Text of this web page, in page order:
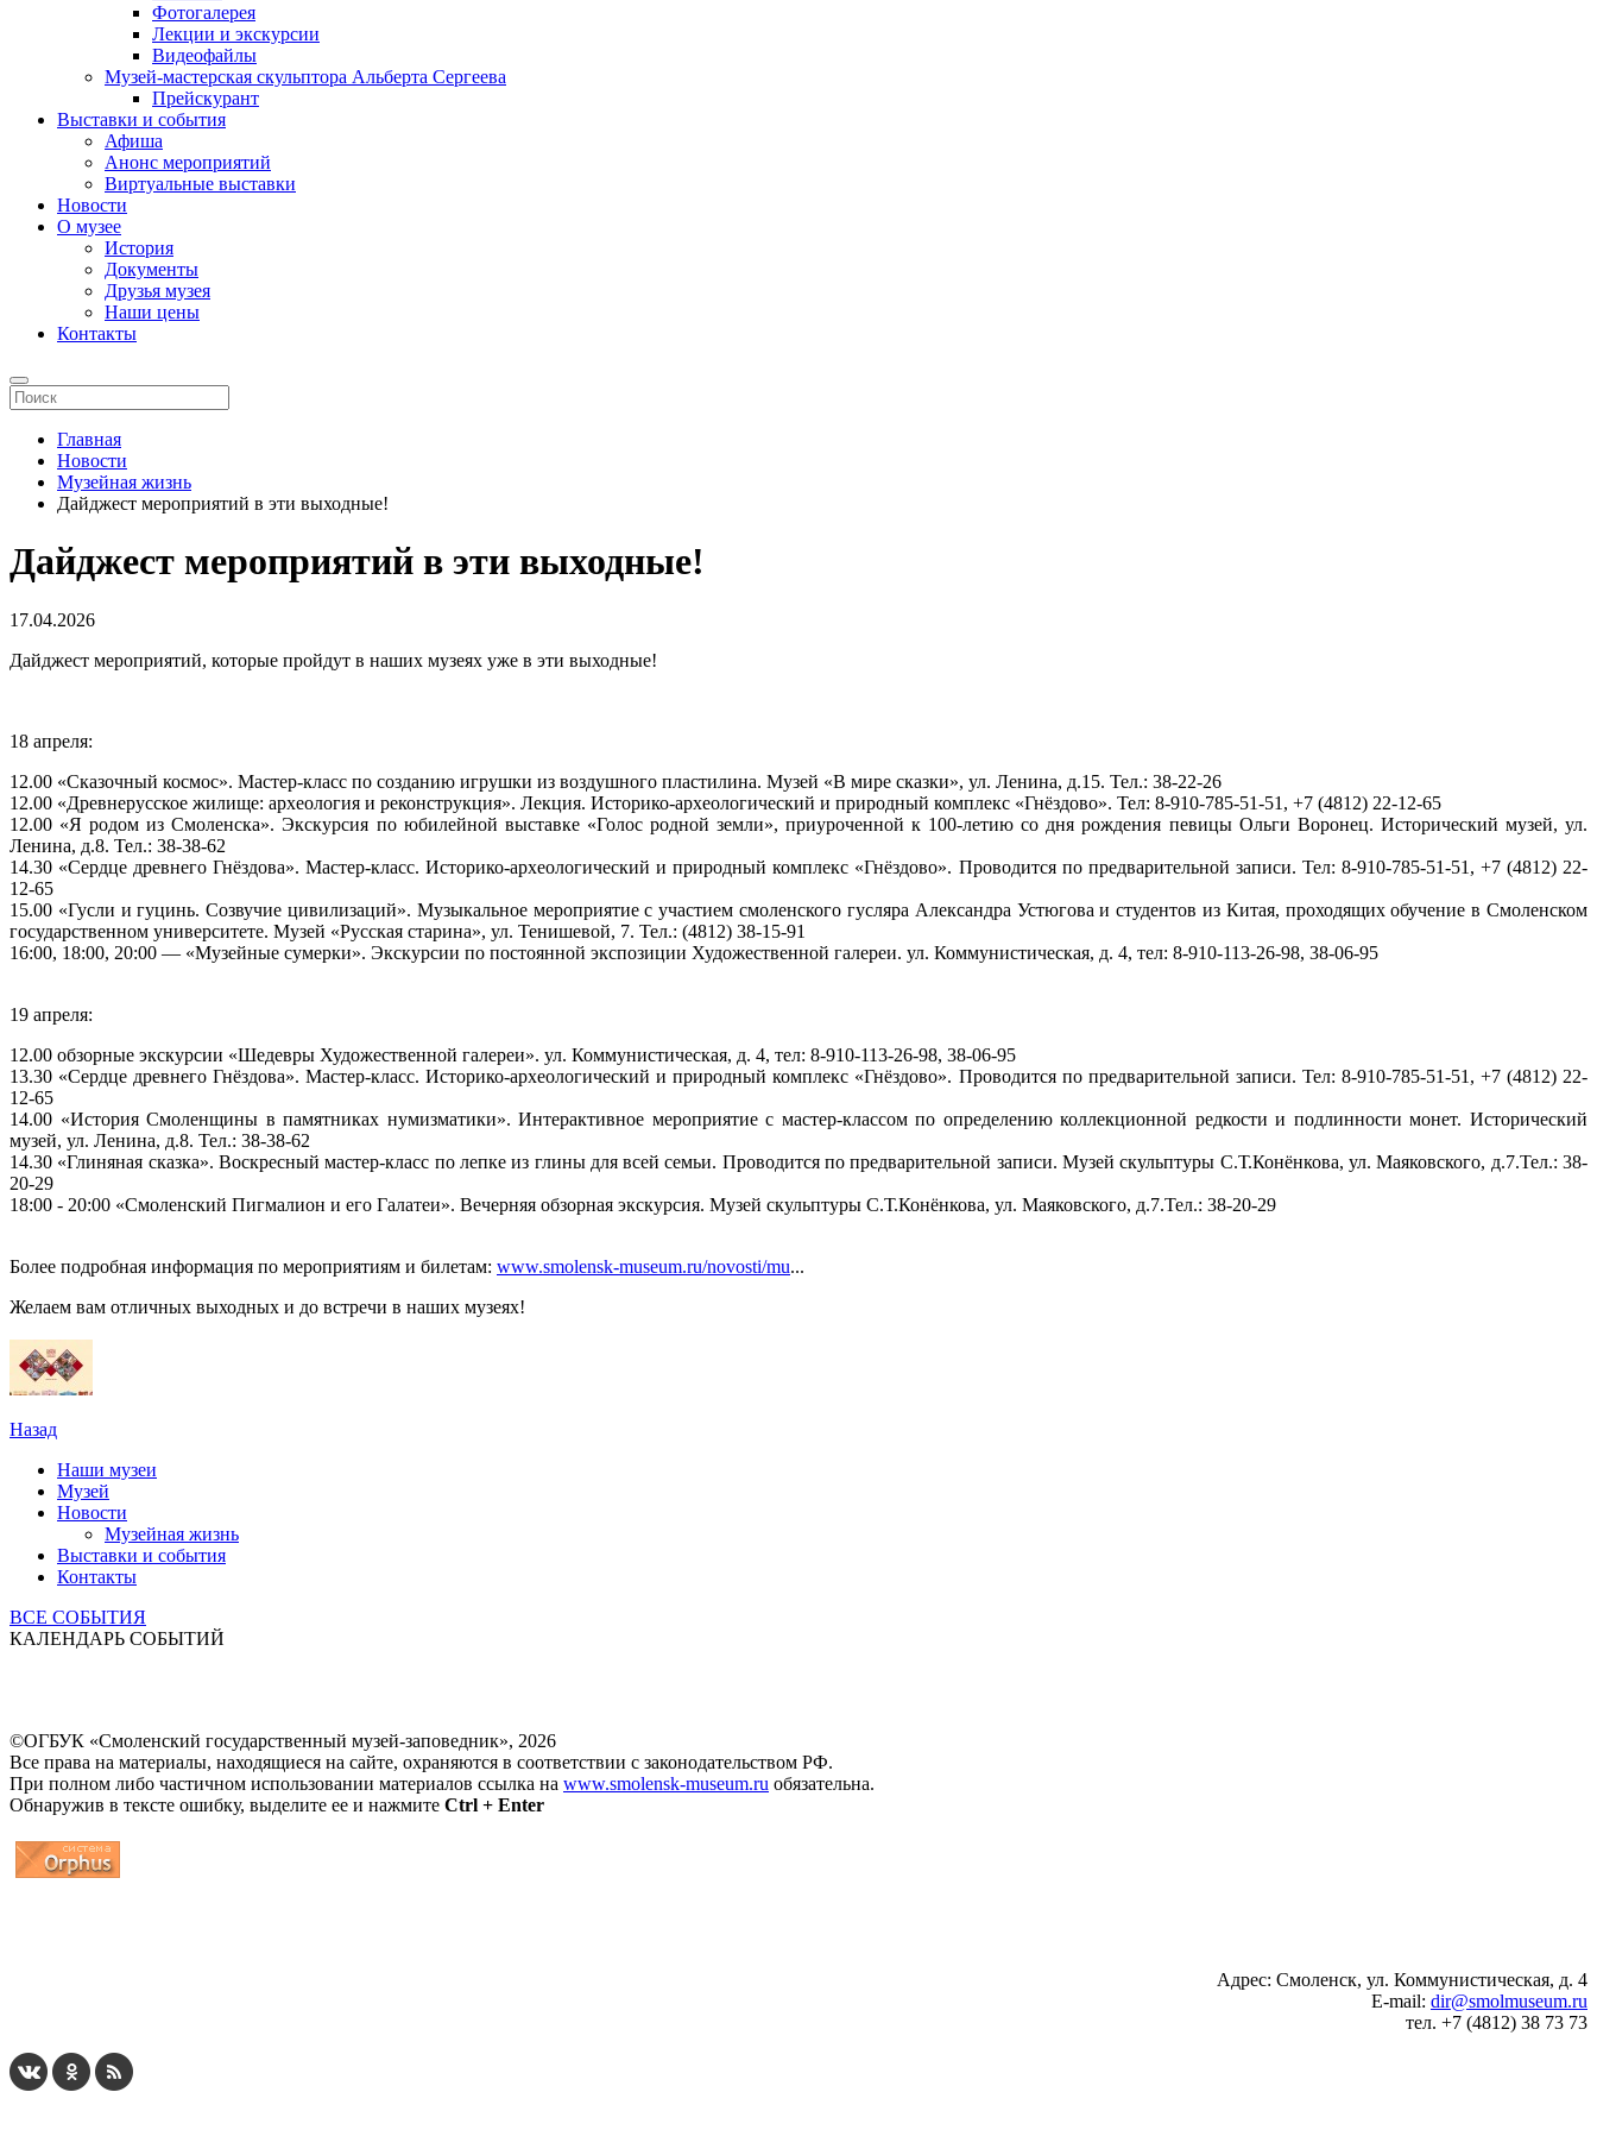
Фотогалерея
Лекции и экскурсии
Видеофайлы
Музей-мастерская скульптора Альберта Сергеева
Прейскурант
Выставки и события
Афиша
Анонс мероприятий
Виртуальные выставки
Новости
О музее
История
Документы
Друзья музея
Наши цены
Контакты
Главная
Новости
Музейная жизнь
Дайджест мероприятий в эти выходные!
Дайджест мероприятий в эти выходные!
17.04.2026
Дайджест мероприятий, которые пройдут в наших музеях уже в эти выходные!
18 апреля:
12.00 «Сказочный космос». Мастер-класс по созданию игрушки из воздушного пластилина. Музей «В мире сказки», ул. Ленина, д.15. Тел.: 38-22-26
12.00 «Древнерусское жилище: археология и реконструкция». Лекция. Историко-археологический и природный комплекс «Гнёздово». Тел: 8-910-785-51-51, +7 (4812) 22-12-65
12.00 «Я родом из Смоленска». Экскурсия по юбилейной выставке «Голос родной земли», приуроченной к 100-летию со дня рождения певицы Ольги Воронец. Исторический музей, ул.
Ленина, д.8. Тел.: 38-38-62
14.30 «Сердце древнего Гнёздова». Мастер-класс. Историко-археологический и природный комплекс «Гнёздово». Проводится по предварительной записи. Тел: 8-910-785-51-51, +7 (4812) 22-
12-65
15.00 «Гусли и гуцинь. Созвучие цивилизаций». Музыкальное мероприятие с участием смоленского гусляра Александра Устюгова и студентов из Китая, проходящих обучение в Смоленском
государственном университете. Музей «Русская старина», ул. Тенишевой, 7. Тел.: (4812) 38-15-91
16:00, 18:00, 20:00 — «Музейные сумерки». Экскурсии по постоянной экспозиции Художественной галереи. ул. Коммунистическая, д. 4, тел: 8-910-113-26-98, 38-06-95
19 апреля:
12.00 обзорные экскурсии «Шедевры Художественной галереи». ул. Коммунистическая, д. 4, тел: 8-910-113-26-98, 38-06-95
13.30 «Сердце древнего Гнёздова». Мастер-класс. Историко-археологический и природный комплекс «Гнёздово». Проводится по предварительной записи. Тел: 8-910-785-51-51, +7 (4812) 22-
12-65
14.00 «История Смоленщины в памятниках нумизматики». Интерактивное мероприятие с мастер-классом по определению коллекционной редкости и подлинности монет. Исторический
музей, ул. Ленина, д.8. Тел.: 38-38-62
14.30 «Глиняная сказка». Воскресный мастер-класс по лепке из глины для всей семьи. Проводится по предварительной записи. Музей скульптуры С.Т.Конёнкова, ул. Маяковского, д.7.Тел.: 38-
20-29
18:00 - 20:00 «Смоленский Пигмалион и его Галатеи». Вечерняя обзорная экскурсия. Музей скульптуры С.Т.Конёнкова, ул. Маяковского, д.7.Тел.: 38-20-29
Более подробная информация по мероприятиям и билетам: www.smolensk-museum.ru/novosti/mu...
Желаем вам отличных выходных и до встречи в наших музеях!
Назад
Наши музеи
Музей
Новости
Музейная жизнь
Выставки и события
Контакты
ВСЕ СОБЫТИЯ
КАЛЕНДАРЬ СОБЫТИЙ
©ОГБУК «Смоленский государственный музей-заповедник», 2026
Все права на материалы, находящиеся на сайте, охраняются в соответствии с законодательством РФ.
При полном либо частичном использовании материалов ссылка на www.smolensk-museum.ru обязательна.
Обнаружив в тексте ошибку, выделите ее и нажмите Ctrl + Enter
Адрес: Смоленск, ул. Коммунистическая, д. 4
E-mail: dir@smolmuseum.ru
тел. +7 (4812) 38 73 73